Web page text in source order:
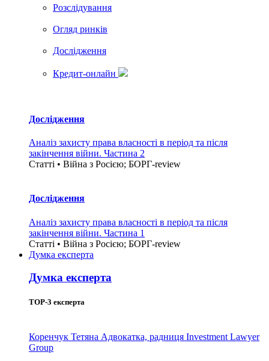
Розслідування
Огляд ринків
Дослідження
Кредит-онлайн
Дослідження
Аналіз захисту права власності в період та після
закінчення війни. Частина 2
Статті • Війна з Росією; БОРГ-review
Дослідження
Аналіз захисту права власності в період та після
закінчення війни. Частина 1
Статті • Війна з Росією; БОРГ-review
Думка експерта
Думка експерта
TOP-3 експерта
Коренчук Тетяна Адвокатка, радниця Investment Lawyer
Group